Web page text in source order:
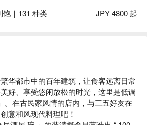
饱｜131 种类 JPY 4800 起
繁华都市中的百年建筑，让食客远离日常
好、享受悠闲放松的时光，这里是低调
。在古民家风情的店内，与三五好友在
意和风现代料理吧！
居酒屋 碗 」的装潢概念是营造出 “ 100